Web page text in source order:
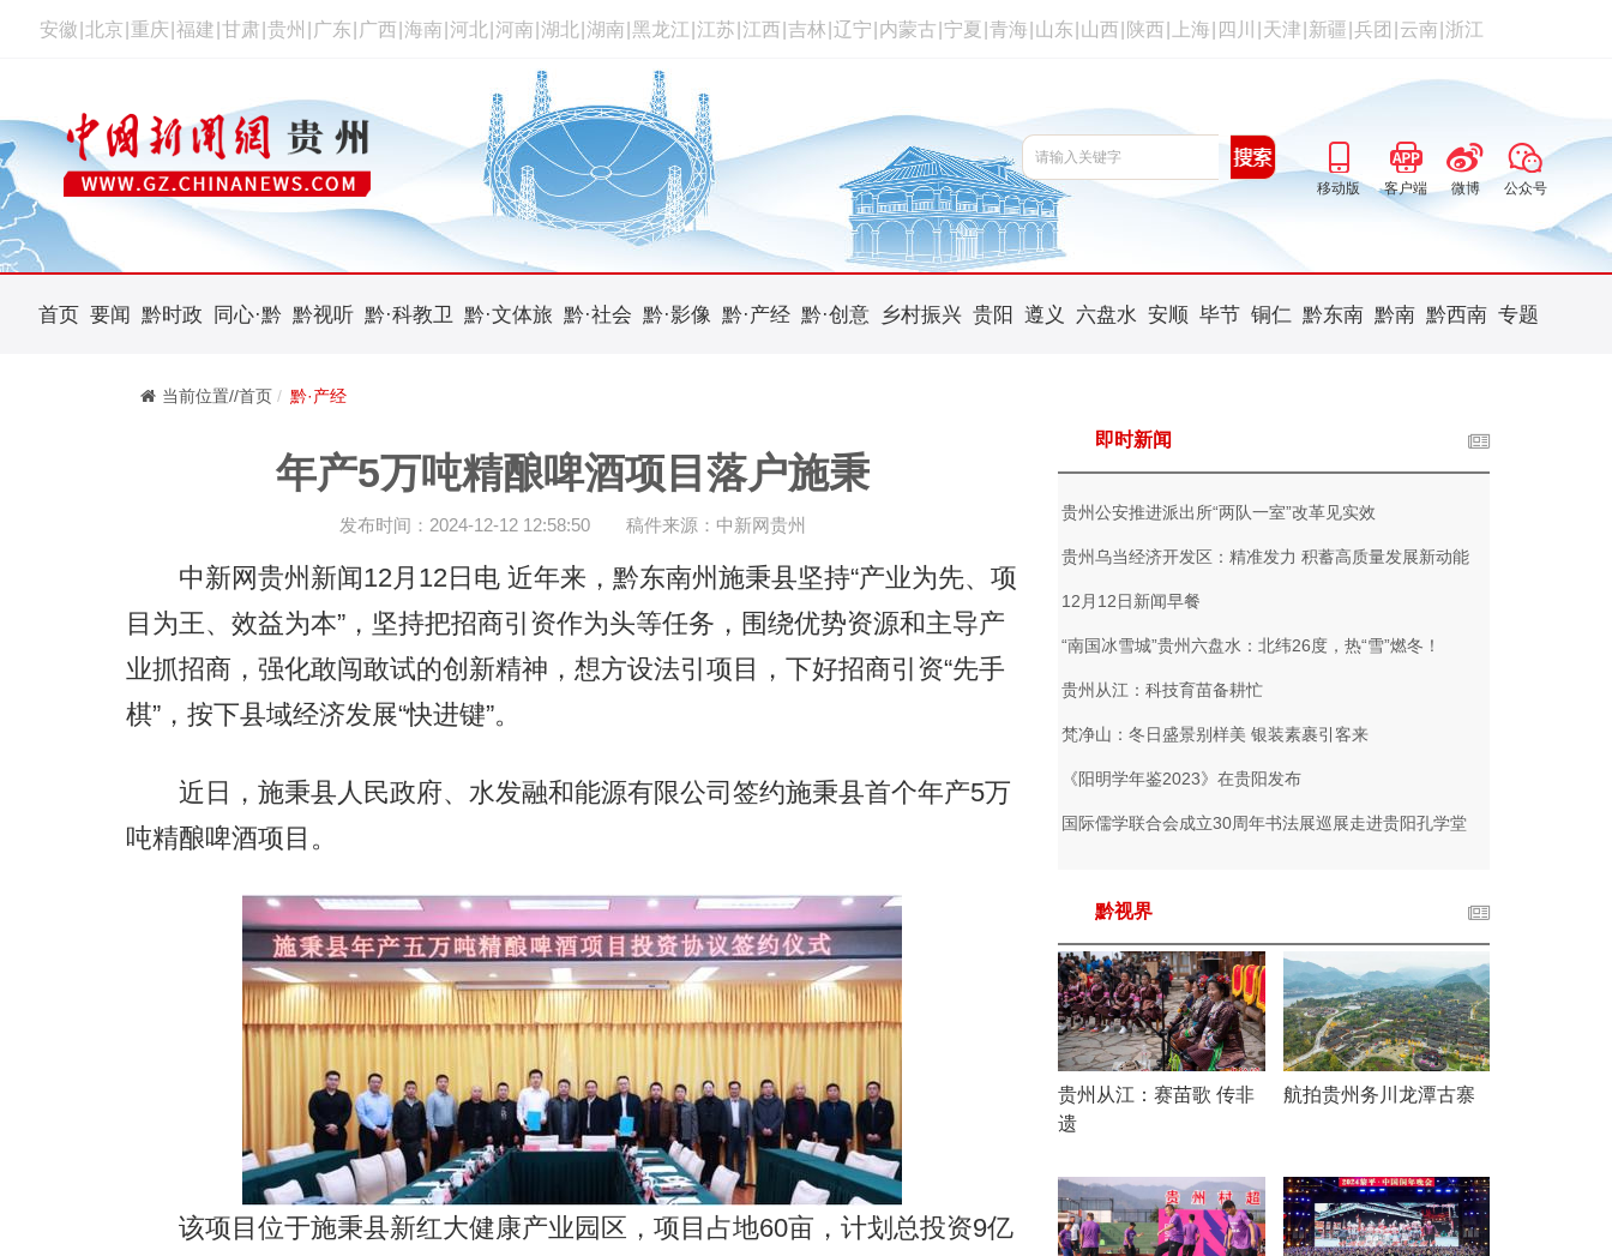
安徽 北京 重庆 福建 甘肃 贵州 广东 广西 海南 河北 河南 湖北 湖南 黑龙江 江苏 江西 吉林 辽宁 内蒙古 宁夏 青海 山东 山西 陕西 上海 四川 天津 新疆 兵团 云南 浙江
移动版 客户端 微博 公众号
首页 要闻 黔时政 同心·黔 黔视听 黔·科教卫 黔·文体旅 黔·社会 黔·影像 黔·产经 黔·创意 乡村振兴 贵阳 遵义 六盘水 安顺 毕节 铜仁 黔东南 黔南 黔西南 专题
当前位置//首页 黔·产经
年产5万吨精酿啤酒项目落户施秉
发布时间：2024-12-12 12:58:50 稿件来源：中新网贵州
中新网贵州新闻12月12日电 近年来，黔东南州施秉县坚持“产业为先、项
目为王、效益为本”，坚持把招商引资作为头等任务，围绕优势资源和主导产
业抓招商，强化敢闯敢试的创新精神，想方设法引项目，下好招商引资“先手
棋”，按下县域经济发展“快进键”。
近日，施秉县人民政府、水发融和能源有限公司签约施秉县首个年产5万
吨精酿啤酒项目。
该项目位于施秉县新红大健康产业园区，项目占地60亩，计划总投资9亿
即时新闻
贵州公安推进派出所“两队一室”改革见实效
贵州乌当经济开发区：精准发力 积蓄高质量发展新动能
12月12日新闻早餐
“南国冰雪城”贵州六盘水：北纬26度，热“雪”燃冬！
贵州从江：科技育苗备耕忙
梵净山：冬日盛景别样美 银装素裹引客来
《阳明学年鉴2023》在贵阳发布
国际儒学联合会成立30周年书法展巡展走进贵阳孔学堂
黔视界
贵州从江：赛苗歌 传非
遗
航拍贵州务川龙潭古寨